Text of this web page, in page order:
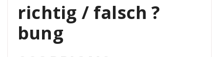
richtig / falsch ?
bung